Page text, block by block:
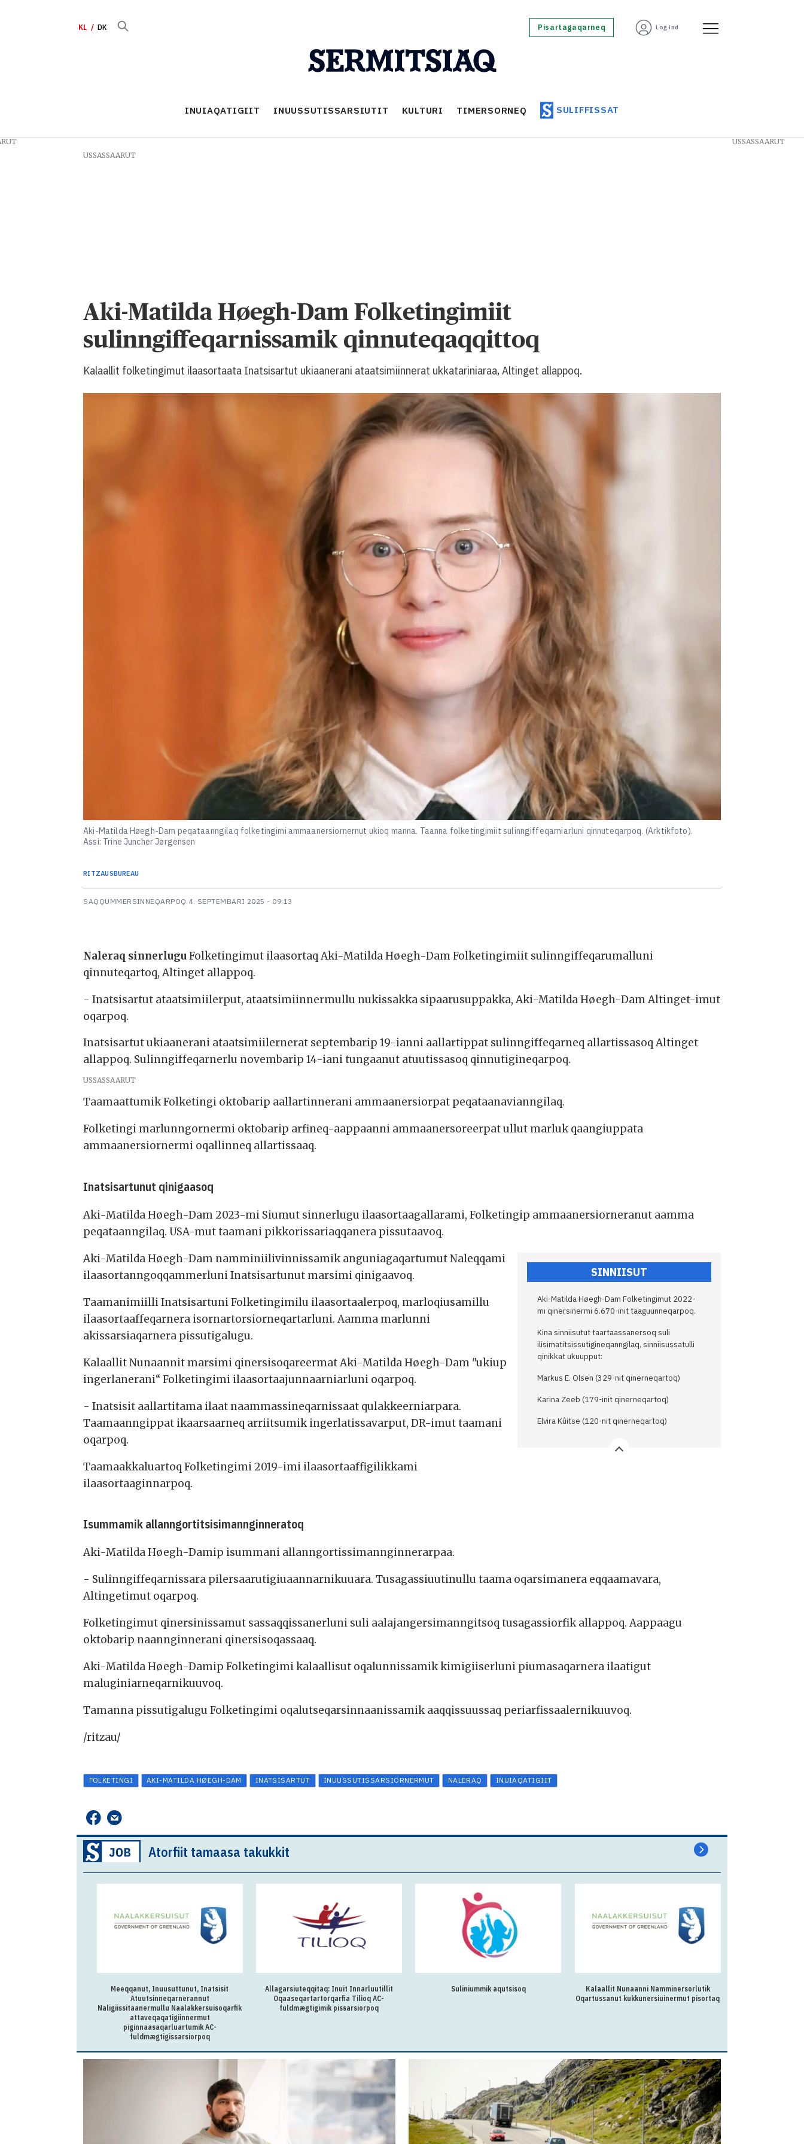
KL DK Pisartagaqarneq Log ind
INUIAQATIGIIT INUUSSUTISSARSIUTIT KULTURI TIMERSORNEQ SULIFFISSAT
USSASSAARUT
Aki-Matilda Høegh-Dam Folketingimiit
sulinngiffeqarnissamik qinnuteqaqqittoq
Kalaallit folketingimut ilaasortaata Inatsisartut ukiaanerani ataatsimiinnerat ukkatariniaraa, Altinget allappoq.
Aki-Matilda Høegh-Dam peqataanngilaq folketingimi ammaanersiornernut ukioq manna. Taanna folketingimiit sulinngiffeqarniarluni qinnuteqarpoq. (Arktikfoto).
Assi: Trine Juncher Jørgensen
RITZAUSBUREAU
SAQQUMMERSINNEQARPOQ 4. SEPTEMBARI 2025 - 09:13
Naleraq sinnerluguFolketingimut ilaasortaq Aki-Matilda Høegh-Dam Folketingimiit sulinngiffeqarumalluni
qinnuteqartoq, Altinget allappoq.
- Inatsisartut ataatsimiilerput, ataatsimiinnermullu nukissakka sipaarusuppakka, Aki-Matilda Høegh-Dam Altinget-imut
oqarpoq.
Inatsisartut ukiaanerani ataatsimiilernerat septembarip 19-ianni aallartippat sulinngiffeqarneq allartissasoq Altinget
allappoq. Sulinngiffeqarnerlu novembarip 14-iani tungaanut atuutissasoq qinnutigineqarpoq.
USSASSAARUT
Taamaattumik Folketingi oktobarip aallartinnerani ammaanersiorpat peqataanavianngilaq.
Folketingi marlunngornermi oktobarip arfineq-aappaanni ammaanersoreerpat ullut marluk qaangiuppata
ammaanersiornermi oqallinneq allartissaaq.
Inatsisartunut qinigaasoq
Aki-Matilda Høegh-Dam 2023-mi Siumut sinnerlugu ilaasortaagallarami, Folketingip ammaanersiorneranut aamma
peqataanngilaq. USA-mut taamani pikkorissariaqqanera pissutaavoq.
SINNIISUT
Aki-Matilda Høegh-Dam Folketingimut 2022-
mi qinersinermi 6.670-init taaguunneqarpoq.
Kina sinniisutut taartaassanersoq suli
ilisimatitsissutigineqanngilaq, sinniisussatulli
qinikkat ukuupput:
Markus E. Olsen (329-nit qinerneqartoq)
Karina Zeeb (179-init qinerneqartoq)
Elvira Kûitse (120-nit qinerneqartoq)
Aki-Matilda Høegh-Dam namminiilivinnissamik anguniagaqartumut Naleqqami
ilaasortanngoqqammerluni Inatsisartunut marsimi qinigaavoq.
Taamanimiilli Inatsisartuni Folketingimilu ilaasortaalerpoq, marloqiusamillu
ilaasortaaffeqarnera isornartorsiorneqartarluni. Aamma marlunni
akissarsiaqarnera pissutigalugu.
Kalaallit Nunaannit marsimi qinersisoqareermat Aki-Matilda Høegh-Dam "ukiup
ingerlanerani“ Folketingimi ilaasortaajunnaarniarluni oqarpoq.
- Inatsisit aallartitama ilaat naammassineqarnissaat qulakkeerniarpara.
Taamaanngippat ikaarsaarneq arriitsumik ingerlatissavarput, DR-imut taamani
oqarpoq.
Taamaakkaluartoq Folketingimi 2019-imi ilaasortaaffigilikkami
ilaasortaaginnarpoq.
Isummamik allanngortitsisimannginneratoq
Aki-Matilda Høegh-Damip isummani allanngortissimannginnerarpaa.
- Sulinngiffeqarnissara pilersaarutigiuaannarnikuuara. Tusagassiuutinullu taama oqarsimanera eqqaamavara,
Altingetimut oqarpoq.
Folketingimut qinersinissamut sassaqqissanerluni suli aalajangersimanngitsoq tusagassiorfik allappoq. Aappaagu
oktobarip naannginnerani qinersisoqassaaq.
Aki-Matilda Høegh-Damip Folketingimi kalaallisut oqalunnissamik kimigiiserluni piumasaqarnera ilaatigut
maluginiarneqarnikuuvoq.
Tamanna pissutigalugu Folketingimi oqalutseqarsinnaanissamik aaqqissuussaq periarfissaalernikuuvoq.
/ritzau/
FOLKETINGI AKI-MATILDA HØEGH-DAM INATSISARTUT INUUSSUTISSARSIORNERMUT NALERAQ INUIAQATIGIIT
Atorfiit tamaasa takukkit
Meeqqanut, Inuusuttunut, Inatsisit
Atuutsinneqarnerannut
Naligiissitaanermullu Naalakkersuisoqarfik
attaveqaqatigiinnermut
piginnaasaqarluartumik AC-
fuldmægtigissarsiorpoq
Allagarsiuteqqitaq: Inuit Innarluutillit
Oqaaseqartartorqarfia Tilioq AC-
fuldmægtigimik pissarsiorpoq
Suliniummik aqutsisoq
Kalaallit Nunaanni Namminersorlutik
Oqartussanut kukkunersiuinermut pisortaq
USSASSAARUT